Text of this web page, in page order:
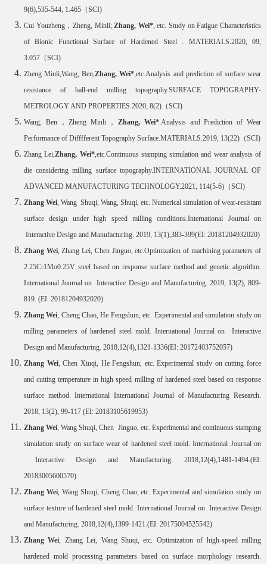
9(6),535-544, 1.465 （SCI)
Cui Youzheng， Zheng, Minli;Zhang, Wei*, etc. Study on Fatigue Characteristics
of Bionic Functional Surface of Hardened Steel . MATERIALS.2020, 09,
3.057 （SCI)
Zheng Minli,Wang, Ben,Zhang, Wei*,etc.Analysis and prediction of surface wear
resistance of ball-end milling topography.SURFACE TOPOGRAPHY-
METROLOGY AND PROPERTIES.2020, 8(2) （SCI)
Wang, Ben，Zheng Minli ， Zhang, Wei*.Analysis and Prediction of Wear
Performance of Difffferent Topography Surface.MATERIALS.2019, 13(22) （SCI)
Zhang Lei,Zhang, Wei*,etc.Continuous stamping simulation and wear analysis of
die considering milling surface topography.INTERNATIONAL JOURNAL OF
ADVANCED MANUFACTURING TECHNOLOGY.2021, 114(5-6) （SCI)
Zhang Wei, Wang Shuqi, Wang, Shuqi, etc. Numerical simulation of wear-resistant
surface design under high speed milling conditions.International Journal on
Interactive Design and Manufacturing. 2019, 13(1),383-399(EI: 20181204932020)
Zhang Wei, Zhang Lei, Chen Jinguo, etc.Optimization of machining parameters of
2.25Cr1Mo0.25V steel based on response surface method and genetic algorithm.
International Journal on Interactive Design and Manufacturing. 2019, 13(2), 809-
819. (EI: 20181204932020)
Zhang Wei, Cheng Chao, He Fengshun, etc. Experimental and simulation study on
milling parameters of hardened steel mold. International Journal on Interactive
Design and Manufacturing. 2018,12(4),1321-1336(EI: 20172403752057)
Zhang Wei, Chen Xiuqi, He Fengshun, etc. Experimental study on cutting force
and cutting temperature in high speed milling of hardened steel based on response
surface method. International International Journal of Manufacturing Research.
2018, 13(2), 99-117 (EI: 20183105619953)
Zhang Wei, Wang Shuqi, Chen Jinguo, etc. Experimental and continuous stamping
simulation study on surface wear of hardened steel mold. International Journal on
Interactive Design and Manufacturing. 2018,12(4),1481-1494.(EI:
20183005600570)
Zhang Wei, Wang Shuqi, Cheng Chao, etc. Experimental and simulation study on
surface texture of hardened steel mold. International Journal on Interactive Design
and Manufacturing. 2018,12(4),1399-1421.(EI: 20175004525542)
Zhang Wei, Zhang Lei, Wang Shuqi, etc. Optimization of high-speed milling
hardened mold processing parameters based on surface morphology research.